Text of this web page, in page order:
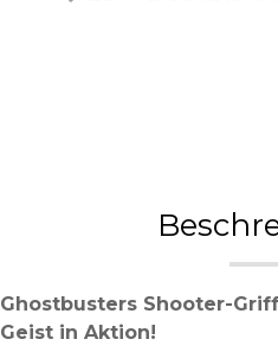
Ghostbusters Shooter-
Geist in Aktion!